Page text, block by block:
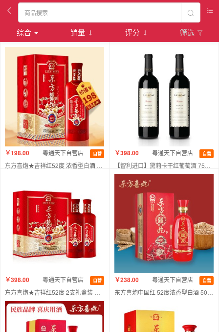
综合 销量 评分 筛选
￥198.00 粤通天下自营店 自营 ￥398.00 粤通天下自营店 自营
￥398.00 粤通天下自营店 自营 ￥238.00 粤通天下自营店 自营